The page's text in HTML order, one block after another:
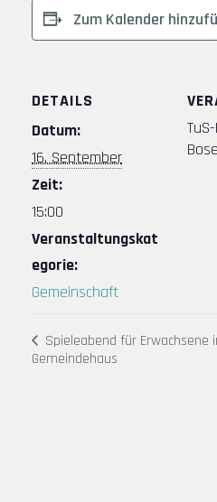
Zum Kalender
DETAILS
Datum:
16. September
Zeit:
15:00
Veranstaltungskat
egorie:
Gemeinschaft
Spieleabend für Erwachsene
Gemeindehaus